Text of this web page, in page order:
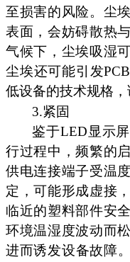
至损害的风险。尘
表面，会妨碍散热
气候下，尘埃吸湿
尘埃还可能引发
低设备的技术规格，
3.紧固
鉴于LED显示
行过程中，频繁的
供电连接端子受温
定，可能形成虚接
临近的塑料部件安
环境温湿度波动而
进而诱发设备故障